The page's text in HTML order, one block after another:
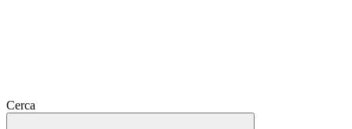
Cerca